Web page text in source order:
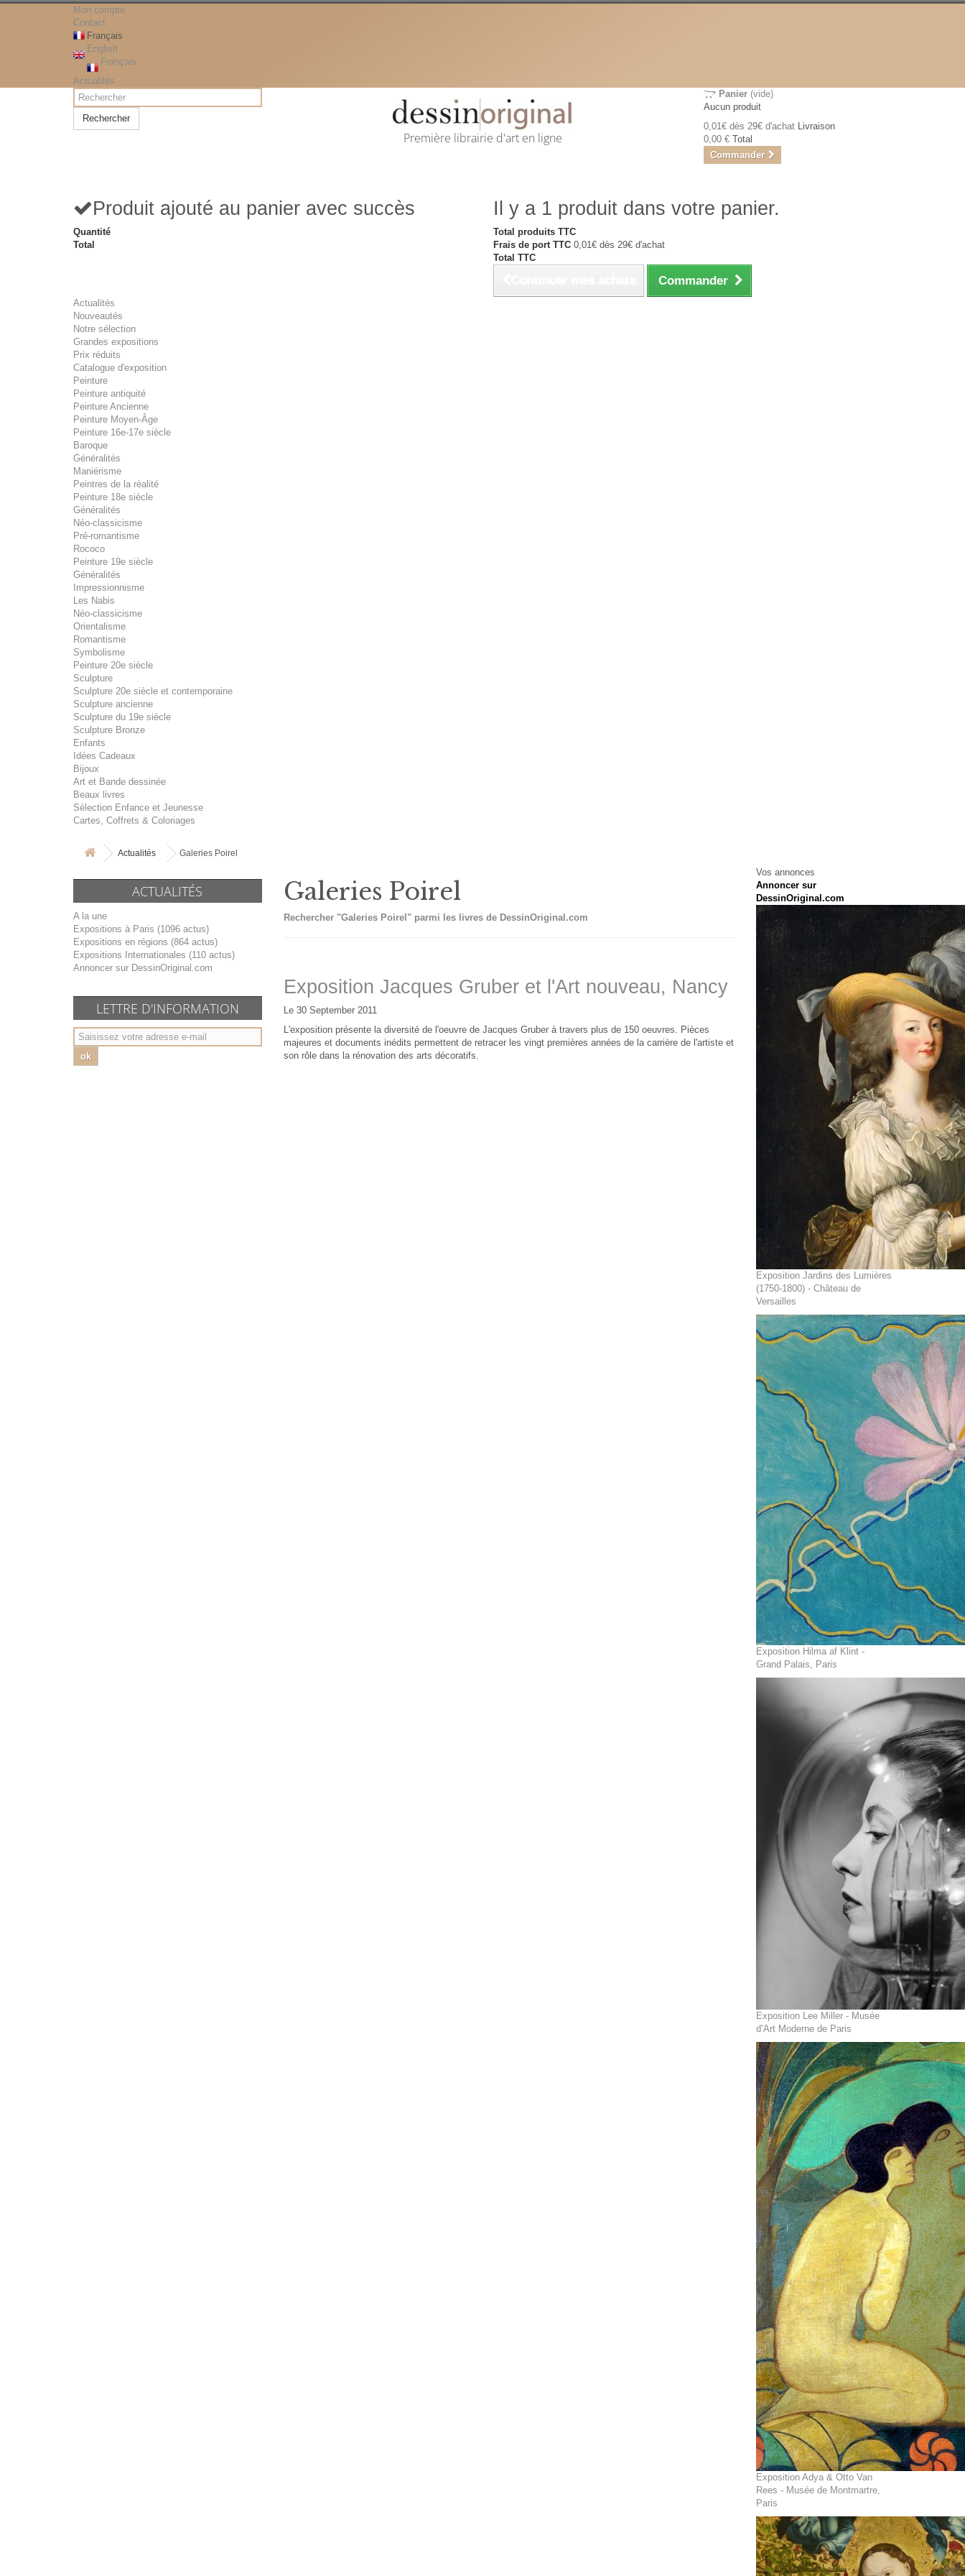
Mon compte
Contact
Français
English
Français
Actualités
Rechercher
Première librairie d'art en ligne
Panier (vide)
Aucun produit
0,01€ dès 29€ d'achat Livraison
0,00 € Total
Commander
Produit ajouté au panier avec succès
Quantité
Total
Il y a 1 produit dans votre panier.
Total produits TTC
Frais de port TTC 0,01€ dès 29€ d'achat
Total TTC
Commander
Actualités
Nouveautés
Notre sélection
Grandes expositions
Prix réduits
Catalogue d'exposition
Peinture
Peinture antiquité
Peinture Ancienne
Peinture Moyen-Âge
Peinture 16e-17e siècle
Baroque
Généralités
Maniérisme
Peintres de la réalité
Peinture 18e siècle
Généralités
Néo-classicisme
Pré-romantisme
Rococo
Peinture 19e siècle
Généralités
Impressionnisme
Les Nabis
Néo-classicisme
Orientalisme
Romantisme
Symbolisme
Peinture 20e siècle
Sculpture
Sculpture 20e siècle et contemporaine
Sculpture ancienne
Sculpture du 19e siècle
Sculpture Bronze
Enfants
Idées Cadeaux
Bijoux
Art et Bande dessinée
Beaux livres
Sélection Enfance et Jeunesse
Cartes, Coffrets & Coloriages
Actualités Galeries Poirel
ACTUALITÉS
A la une
Expositions à Paris (1096 actus)
Expositions en régions (864 actus)
Expositions Internationales (110 actus)
Annoncer sur DessinOriginal.com
LETTRE D'INFORMATION
ok
Galeries Poirel
Rechercher "Galeries Poirel" parmi les livres de DessinOriginal.com
Exposition Jacques Gruber et l'Art nouveau, Nancy
Le 30 September 2011
L'exposition présente la diversité de l'oeuvre de Jacques Gruber à travers plus de 150 oeuvres. Pièces
majeures et documents inédits permettent de retracer les vingt premières années de la carrière de l'artiste et
son rôle dans la rénovation des arts décoratifs.
Vos annonces
Annoncer sur
DessinOriginal.com
Exposition Jardins des Lumières
(1750-1800) - Château de
Versailles
Exposition Hilma af Klint -
Grand Palais, Paris
Exposition Lee Miller - Musée
d’Art Moderne de Paris
Exposition Adya & Otto Van
Rees - Musée de Montmartre,
Paris